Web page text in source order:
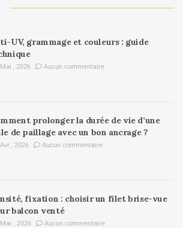
UV, grammage et couleurs : guide
, 2026 Aucun commentaire
prolonger la durée de vie d’une
de paillage avec un bon ancrage ?
, 2026 Aucun commentaire
fixation : choisir un filet brise-vue
balcon venté
, 2026 Aucun commentaire